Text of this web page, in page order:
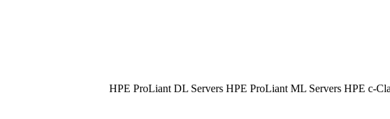
HPE ProLiant DL Servers HPE ProLiant ML Servers HPE c-